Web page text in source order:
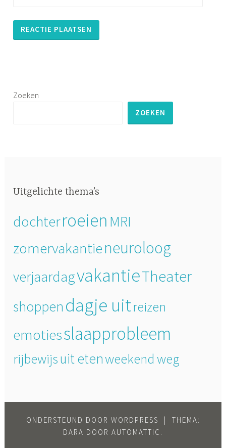
Zoeken
ZOEKEN
Uitgelichte thema’s
dochterroeien MRI
zomervakantieneuroloog
verjaardagvakantieTheater
shoppen dagje uitreizen
emotiesslaapprobleem
rijbewijsuit etenweekend weg
ONDERSTEUND DOOR WORDPRESS |
THEMA:
DARA DOOR AUTOMATTIC